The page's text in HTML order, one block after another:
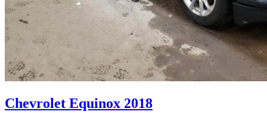
Chevrolet Equinox 2018